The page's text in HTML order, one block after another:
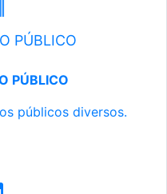
PÚBLICO
PÚBLICO
públicos diversos.